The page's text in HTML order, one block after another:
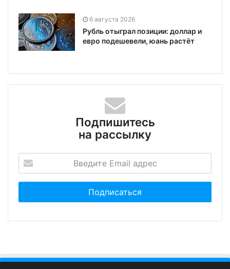
6 августа 2026
Рубль отыграл позиции: доллар и
евро подешевели, юань растёт
Подпишитесь
на рассылку